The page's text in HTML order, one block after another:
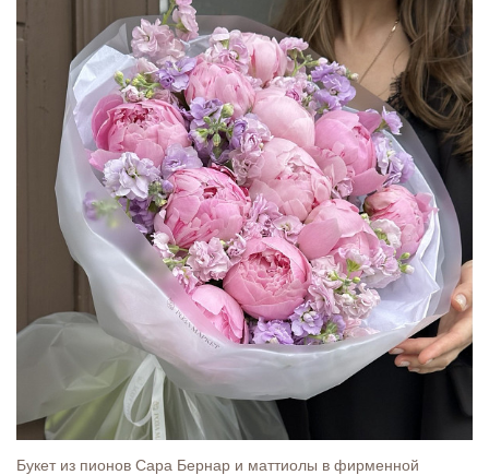
Букет из пионов Сара Бернар и маттиолы в фирменной